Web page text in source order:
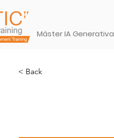
Máster IA Generativa
< Back